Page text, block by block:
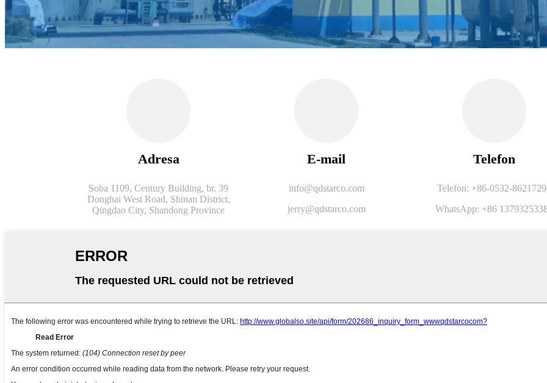
Adresa
Soba 1109, Century Building, br. 39
Donghai West Road, Shinan District,
Qingdao City, Shandong Province
E-mail
info@qdstarco.com
jerry@qdstarco.com
Telefon
Telefon: +86-0532-
WhatsApp: +86